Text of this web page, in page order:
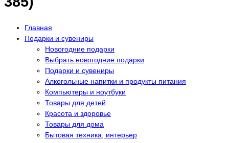
Главная
Подарки и сувениры
Новогодние подарки
Выбрать новогодние подарки
Подарки и сувениры
Алкогольные напитки и продукты питания
Компьютеры и ноутбуки
Товары для детей
Красота и здоровье
Товары для дома
Бытовая техника, интерьер